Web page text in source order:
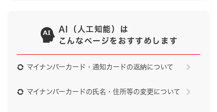
AI（人工知能）は
こんなページをおすすめします
マイナンバーカード・通知カードの返納について
マイナンバーカードの氏名・住所等の変更について